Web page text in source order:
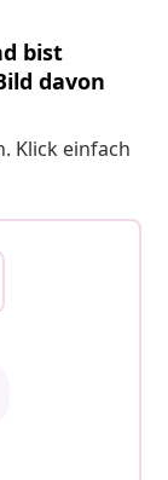
bist
davon
Klick einfach